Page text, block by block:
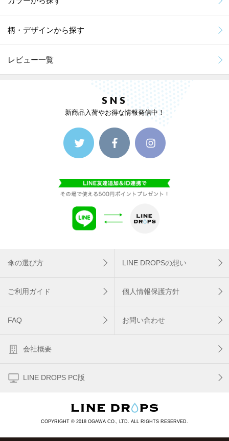
柄・デザインから探す
レビュー一覧
SNS
新商品入荷やお得な情報発信中！
傘の選び方 LINE DROPSの想い
ご利用ガイド 個人情報保護方針
FAQ お問い合わせ
会社概要
LINE DROPS PC版
COPYRIGHT © 2018 OGAWA CO., LTD. ALL RIGHTS RESERVED.